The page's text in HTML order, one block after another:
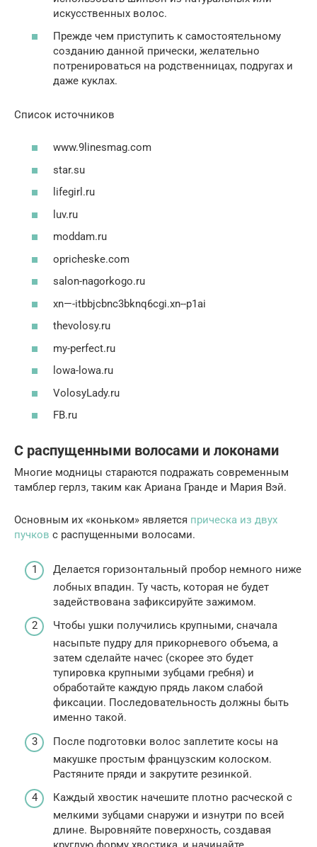
искусственных волос.
Прежде чем приступить к самостоятельному
созданию данной прически, желательно
потренироваться на родственницах, подругах и
даже куклах.
Список источников
www.9linesmag.com
star.su
lifegirl.ru
luv.ru
moddam.ru
opricheske.com
salon-nagorkogo.ru
xn—-itbbjcbnc3bknq6cgi.xn--p1ai
thevolosy.ru
my-perfect.ru
lowa-lowa.ru
VolosyLady.ru
FB.ru
С распущенными волосами и локонами
Многие модницы стараются подражать современным
тамблер герлз, таким как Ариана Гранде и Мария Вэй.
Основным их «коньком» является прическа из двух
пучков с распущенными волосами.
Делается горизонтальный пробор немного ниже
лобных впадин. Ту часть, которая не будет
задействована зафиксируйте зажимом.
Чтобы ушки получились крупными, сначала
насыпьте пудру для прикорневого объема, а
затем сделайте начес (скорее это будет
тупировка крупными зубцами гребня) и
обработайте каждую прядь лаком слабой
фиксации. Последовательность должны быть
именно такой.
После подготовки волос заплетите косы на
макушке простым французским колоском.
Растяните пряди и закрутите резинкой.
Каждый хвостик начешите плотно расческой с
мелкими зубцами снаружи и изнутри по всей
длине. Выровняйте поверхность, создавая